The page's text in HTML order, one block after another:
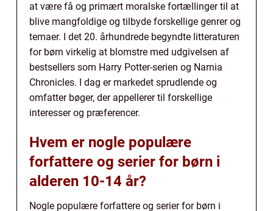
at være få og primært moralske fortællinger til at
blive mangfoldige og tilbyde forskellige genrer og
temaer. I det 20. århundrede begyndte litteraturen
for børn virkelig at blomstre med udgivelsen af
bestsellers som Harry Potter-serien og Narnia
Chronicles. I dag er markedet sprudlende og
omfatter bøger, der appellerer til forskellige
interesser og præferencer.
Hvem er nogle populære
forfattere og serier for børn i
alderen 10-14 år?
Nogle populære forfattere og serier for børn i